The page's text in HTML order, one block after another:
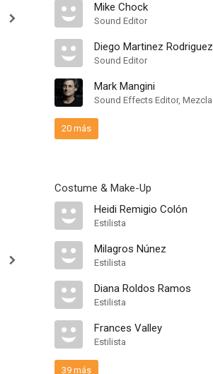
Mike Chock
Sound Editor
Diego Martinez Rodriguez
Sound Editor
Mark Mangini
20 más
Costume & Make-Up
Heidi Remigio Colón
Estilista
Milagros Núnez
Estilista
Diana Roldos Ramos
Estilista
Frances Valley
Estilista
39 más